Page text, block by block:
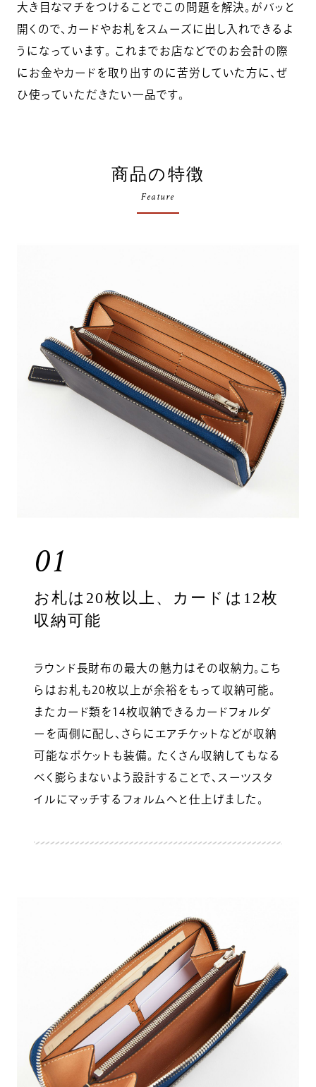
大き目なマチをつけることでこの問題を解決。がバッと
開くので、カードやお札をスムーズに出し入れできるよ
うになっています。 これまでお店などでのお会計の際
にお金やカードを取り出すのに苦労していた方に、ぜ
ひ使っていただきたい一品です。
商品の特徴
Feature
01
お札は20枚以上、カードは12枚
収納可能
ラウンド長財布の最大の魅力はその収納力。こち
らはお札も20枚以上が余裕をもって収納可能。
またカード類を14枚収納できるカードフォルダ
ーを両側に配し、さらにエアチケットなどが収納
可能なポケットも装備。 たくさん収納してもなる
べく膨らまないよう設計することで、スーツスタ
イルにマッチするフォルムへと仕上げました。